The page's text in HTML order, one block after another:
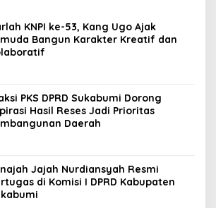
KNPI ke-53, Kang Ugo Ajak
Bangun Karakter Kreatif dan
PKS DPRD Sukabumi Dorong
Hasil Reses Jadi Prioritas
Daerah
Jajah Nurdiansyah Resmi
di Komisi I DPRD Kabupaten